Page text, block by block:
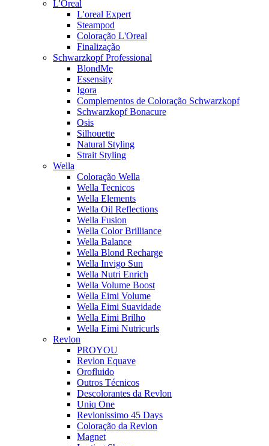
L'Oreal
L'oreal Expert
Steampod
Coloração L'Oreal
Finalização
Schwarzkopf Professional
BlondMe
Essensity
Igora
Complementos de Coloração Schwarzkopf
Schwarzkopf Bonacure
Osis
Silhouette
Natural Styling
Strait Styling
Wella
Coloração Wella
Wella Tecnicos
Wella Elements
Wella Oil Reflections
Wella Fusion
Wella Color Brilliance
Wella Balance
Wella Blond Recharge
Wella Invigo Sun
Wella Nutri Enrich
Wella Volume Boost
Wella Eimi Volume
Wella Eimi Suavidade
Wella Eimi Brilho
Wella Eimi Nutricurls
Revlon
PROYOU
Revlon Equave
Orofluido
Outros Técnicos
Descolorantes da Revlon
Uniq One
Revlonissimo 45 Days
Coloração da Revlon
Magnet